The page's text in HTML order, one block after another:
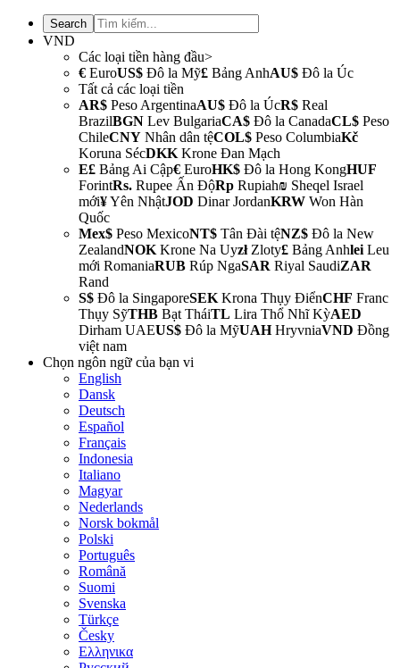
VND
Các loại tiền hàng đầu>
€ EuroUS$ Đô la Mỹ£ Bảng AnhAU$ Đô la Úc
Tất cả các loại tiền
AR$ Peso ArgentinaAU$ Đô la ÚcR$ Real
BrazilBGN Lev BulgariaCA$ Đô la CanadaCL$ Peso
ChileCNY Nhân dân tệCOL$ Peso ColumbiaKč
Koruna SécDKK Krone Đan Mạch
E£ Bảng Ai Cập€ EuroHK$ Đô la Hong KongHUF
ForintRs. Rupee Ấn ĐộRp Rupiah₪ Sheqel Israel
mới¥Yên NhậtJOD Dinar JordanKRW Won Hàn
Quốc
Mex$ Peso MexicoNT$ Tân Đài tệNZ$ Đô la New
ZealandNOK Krone Na UyzłZloty£ Bảng Anhlei Leu
mới RomaniaRUB Rúp NgaSAR Riyal SaudiZAR
Rand
S$ Đô la SingaporeSEK Krona Thụy ĐiểnCHF Franc
Thụy SỹTHB Bạt TháiTL Lira Thổ Nhĩ KỳAED
Dirham UAEUS$ Đô la MỹUAHHryvniaVND Đồng
việt nam
Chọn ngôn ngữ của bạn vi
English
Dansk
Deutsch
Español
Français
Indonesia
Italiano
Magyar
Nederlands
Norsk bokmål
Polski
Português
Română
Suomi
Svenska
Türkçe
Česky
Ελληνικα